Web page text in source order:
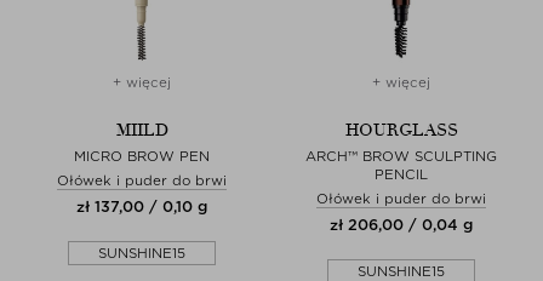
+ więcej
MIILD
MICRO BROW PEN
Ołówek i puder do brwi
zł 137,00 / 0,10 g
SUNSHINE15
+ więcej
HOURGLASS
ARCH™ BROW SCULPTING
PENCIL
Ołówek i puder do brwi
zł 206,00 / 0,04 g
SUNSHINE15